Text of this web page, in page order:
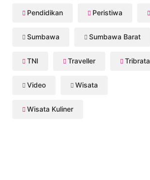
Pendidikan Peristiwa
Sumbawa Sumbawa Barat
TNI Traveller Tribrata
Video Wisata
Wisata Kuliner